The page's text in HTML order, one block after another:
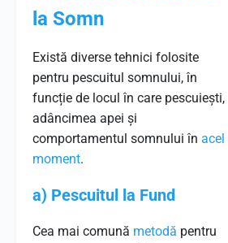
la Somn
Există diverse tehnici folosite
pentru pescuitul somnului, în
funcție de locul în care pescuiești,
adâncimea apei și
comportamentul somnului în acel
moment.
a) Pescuitul la Fund
Cea mai comună metodă pentru